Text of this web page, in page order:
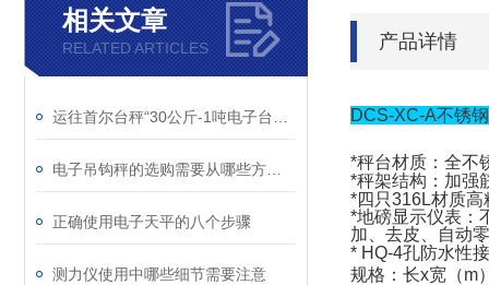
相关文章
RELATED ARTICLES
正确使用电子天平的八个步骤
测力仪使用中哪些细节需要注意
产品详情
DCS-XC-A不锈
*秤台材质：全不
*秤架结构： 加强
*四只316L材质高
*地磅显示仪表：
加、去皮、自动
* HQ-4孔防水性
规格：长x宽（m